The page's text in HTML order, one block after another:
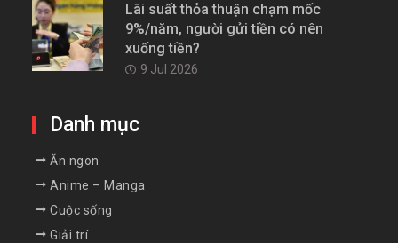
Lãi suất thỏa thuận chạm mốc
9%/năm, người gửi tiền có nên
xuống tiền?
9 Jul 2026
Danh mục
Ăn ngon
Anime – Manga
Cuộc sống
Giải trí